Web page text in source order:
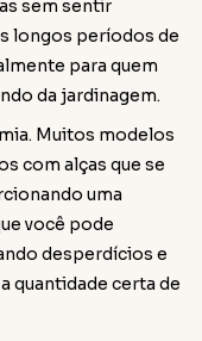
sem sentir
longos períodos de
para quem
da jardinagem.
Muitos modelos
com alças que se
uma
você pode
desperdícios e
quantidade certa de